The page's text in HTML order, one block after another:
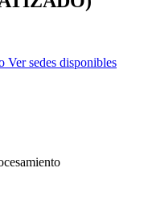
Ver sedes disponibles